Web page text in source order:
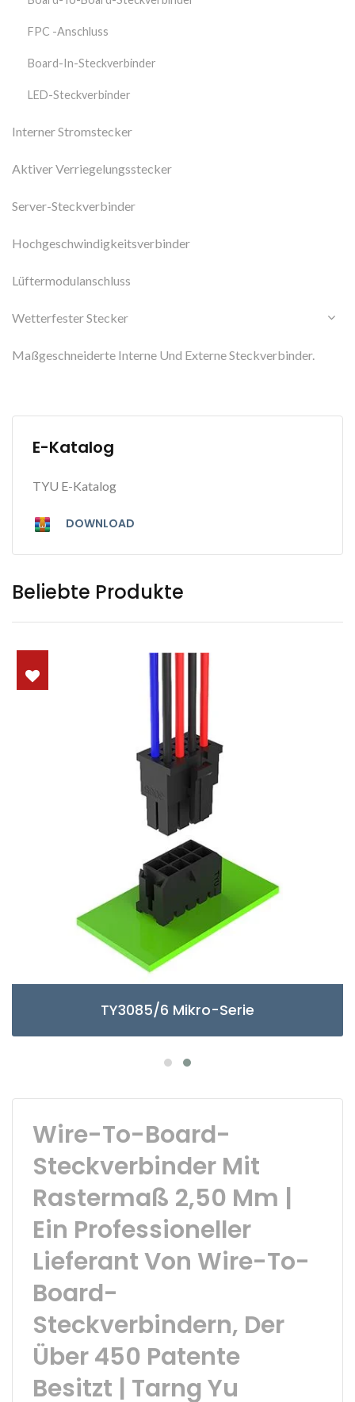
FPC -Anschluss
Board-In-Steckverbinder
LED-Steckverbinder
Interner Stromstecker
Aktiver Verriegelungsstecker
Server-Steckverbinder
Hochgeschwindigkeitsverbinder
Lüftermodulanschluss
Wetterfester Stecker
Maßgeschneiderte Interne Und Externe Steckverbinder.
E-Katalog
TYU E-Katalog
DOWNLOAD
Beliebte Produkte
TY3085/6 Mikro-Serie
Wire-To-Board-
Steckverbinder Mit
Rastermaß 2,50 Mm |
Ein Professioneller
Lieferant Von Wire-To-
Board-
Steckverbindern, Der
Über 450 Patente
Besitzt | Tarng Yu